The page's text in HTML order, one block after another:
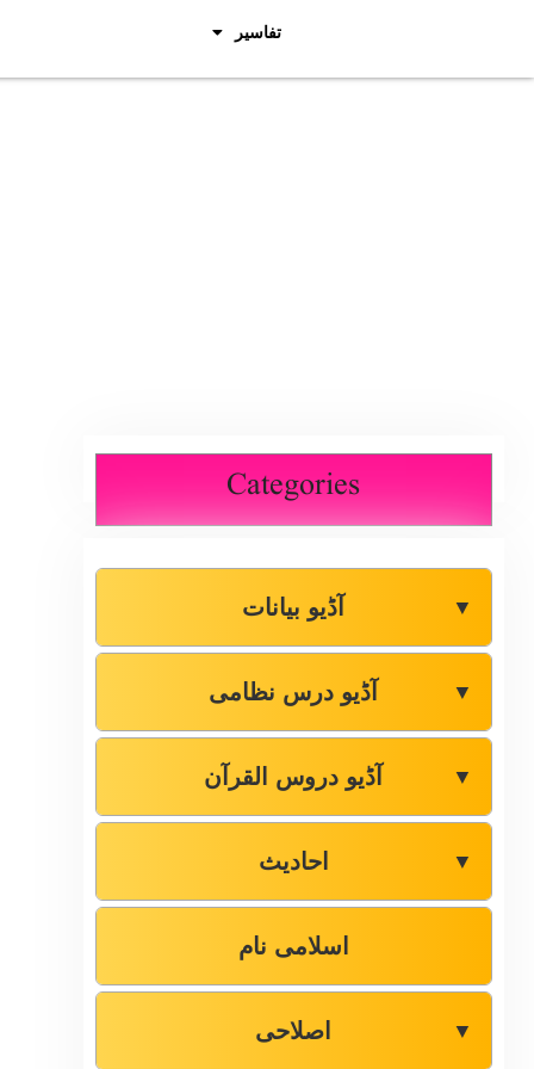
تفاسیر
Categories
آڈیو بیانات ▼
آڈیو درس نظامی ▼
آڈیو دروس القرآن ▼
احادیث ▼
اسلامی نام
اصلاحی ▼